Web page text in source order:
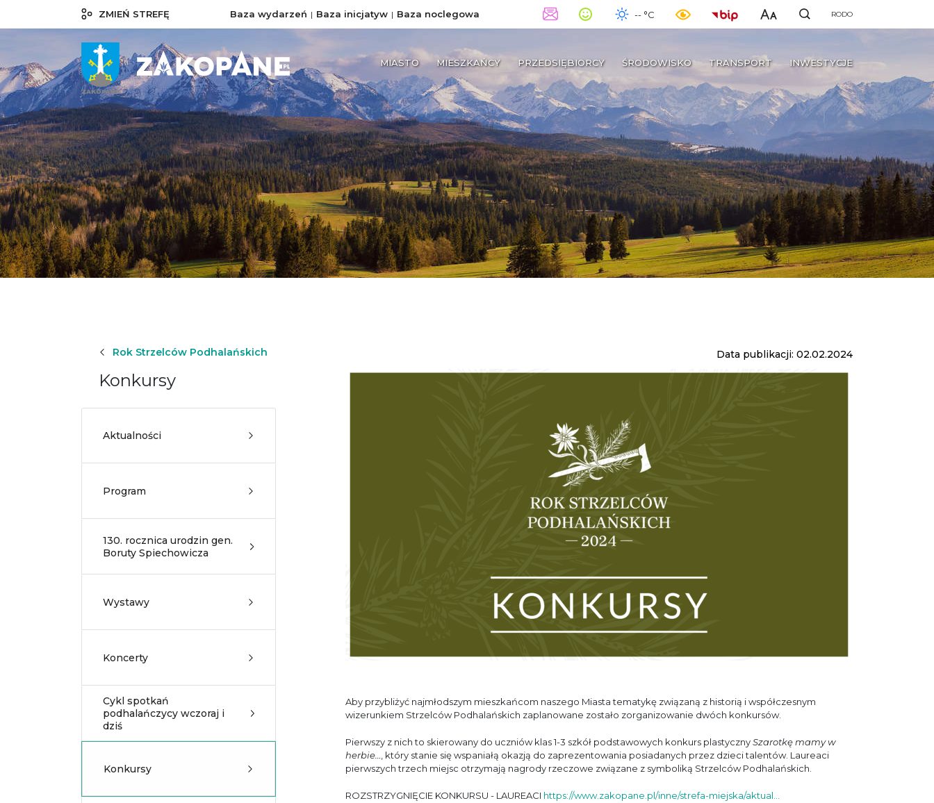
ZMIEŃ STREFĘ Baza wydarzeń Baza inicjatyw Baza noclegowa -- °C RODO
MIASTO MIESZKAŃCY PRZEDSIĘBIORCY ŚRODOWISKO TRANSPORT INWESTYCJE
Rok Strzelców Podhalańskich
Konkursy
Aktualności
Program
130. rocznica urodzin gen.
Boruty Spiechowicza
Wystawy
Koncerty
Cykl spotkań
podhalańczycy wczoraj i
dziś
Konkursy
Data publikacji: 02.02.2024
Aby przybliżyć najmłodszym mieszkańcom naszego Miasta tematykę związaną z historią i współczesnym
wizerunkiem Strzelców Podhalańskich zaplanowane zostało zorganizowanie dwóch konkursów.
Pierwszy z nich to skierowany do uczniów klas 1-3 szkół podstawowych konkurs plastycznySzarotkę mamy w
herbie…
, który stanie się wspaniałą okazją do zaprezentowania posiadanych przez dzieci talentów. Laureaci
pierwszych trzech miejsc otrzymają nagrody rzeczowe związane z symboliką Strzelców Podhalańskich.
ROZSTRZYGNIĘCIE KONKURSU - LAUREACI https://www.zakopane.pl/inne/strefa-miejska/aktual...